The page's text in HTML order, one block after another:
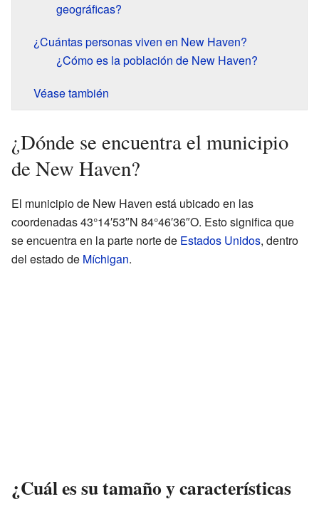
geográficas?
¿Cuántas personas viven en New Haven?
¿Cómo es la población de New Haven?
Véase también
¿Dónde se encuentra el municipio
de New Haven?
El municipio de New Haven está ubicado en las
coordenadas 43°14′53″N 84°46′36″O. Esto significa que
se encuentra en la parte norte de Estados Unidos, dentro
del estado de Míchigan.
¿Cuál es su tamaño y características